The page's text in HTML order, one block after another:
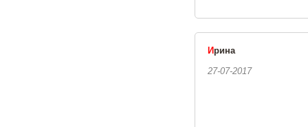
Ирина
27-07-2017